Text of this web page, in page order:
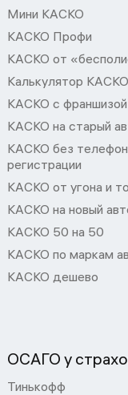
Мини КАСКО
КАСКО Профи
КАСКО от
Калькулятор КАСКО
КАСКО с франшизой
КАСКО на старый
КАСКО без
регистрации
КАСКО от угона и
КАСКО на новый
КАСКО 50 на 50
КАСКО по маркам
КАСКО дешево
ОСАГО у
Тинькофф